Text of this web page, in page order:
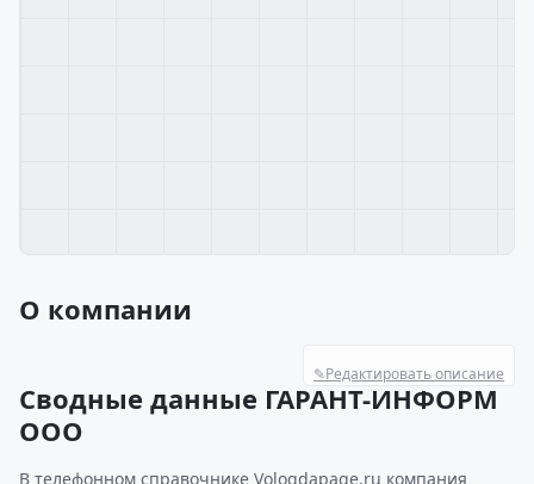
О компании
✎Редактировать описание
Сводные данные ГАРАНТ-ИНФОРМ
ООО
В телефонном справочнике Vologdapage.ru компания